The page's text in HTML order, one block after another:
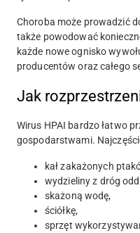
Choroba może prowadzić
także powodować
każde nowe ognisko
producentów oraz całego
Jak
Wirus HPAI bardzo łatwo
gospodarstwami.
kał zakażonych
wydzieliny z dróg
skażoną wodę,
ściółkę,
sprzęt